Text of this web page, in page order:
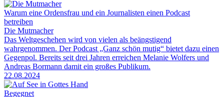
Warum eine Ordensfrau und ein Journalisten einen Podcast
betreiben
Die Mutmacher
Das Weltgeschehen wird von vielen als beängstigend
wahrgenommen. Der Podcast „Ganz schön mutig“ bietet dazu einen
Gegenpol. Bereits seit drei Jahren erreichen Melanie Wolfers und
Andreas Bormann damit ein großes Publikum.
22.08.2024
Begegnet